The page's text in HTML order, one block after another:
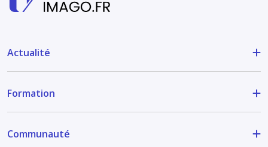
Actualité
Formation
Communauté